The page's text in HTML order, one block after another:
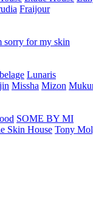
Fraijour
sorry for my skin
Lunaris
Missha Mizon
SOME BY MI
Skin House Tony